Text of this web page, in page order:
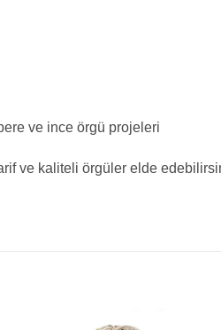
ve ince örgü projeleri
ve kaliteli örgüler elde